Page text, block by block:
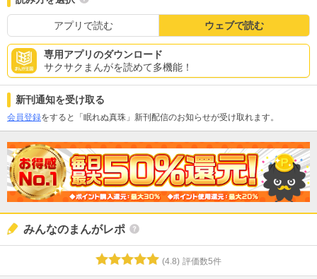
アプリで読む ウェブで読む
専用アプリのダウンロード
サクサクまんがを読めて多機能！
新刊通知を受け取る
会員登録をすると「眠れぬ真珠」新刊配信のお知らせが受け取れます。
みんなのまんがレポ
(4.8) 評価数5件